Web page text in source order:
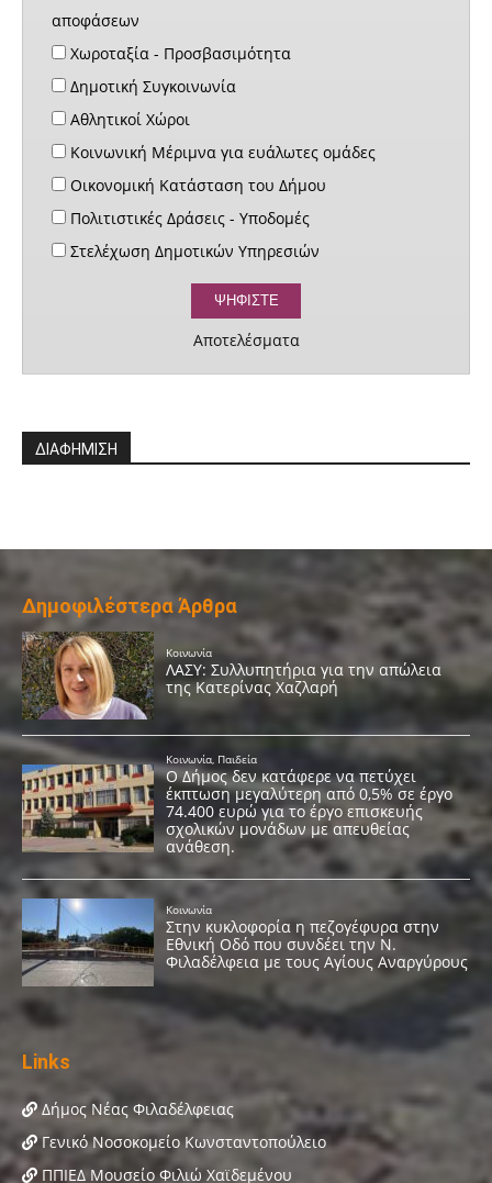
αποφάσεων
Χωροταξία - Προσβασιμότητα
Δημοτική Συγκοινωνία
Αθλητικοί Χώροι
Κοινωνική Μέριμνα για ευάλωτες ομάδες
Οικονομική Κατάσταση του Δήμου
Πολιτιστικές Δράσεις - Υποδομές
Στελέχωση Δημοτικών Υπηρεσιών
Αποτελέσματα
ΔΙΑΦΗΜΙΣΗ
Δημοφιλέστερα Άρθρα
Links
Δήμος Νέας Φιλαδέλφειας
Γενικό Νοσοκομείο Κωνσταντοπούλειο
ΠΠΙΕΔ Μουσείο Φιλιώ Χαϊδεμένου